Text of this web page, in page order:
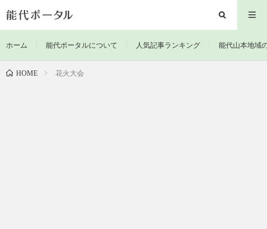
ホーム 能代ポータルについて 人気記事ランキング 能代山本地域
HOME 花火大会